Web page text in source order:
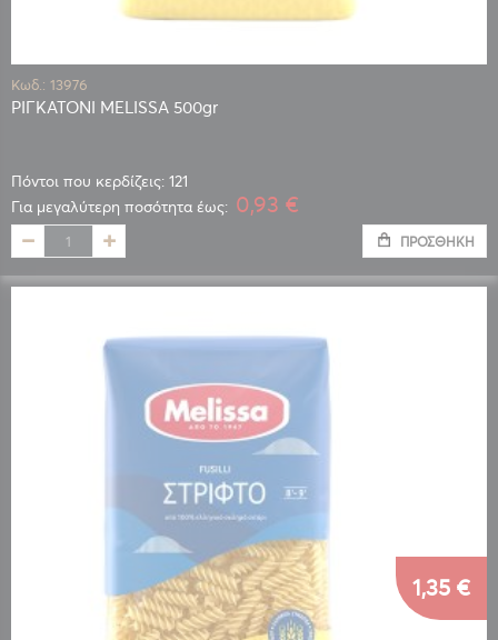
Κωδ.: 13976
ΡΙΓΚΑΤΟΝΙ MELISSA 500gr
Πόντοι που κερδίζεις: 121
Για μεγαλύτερη ποσότητα έως: 0,93 €
ΠΡΟΣΘΉΚΗ
1,35 €